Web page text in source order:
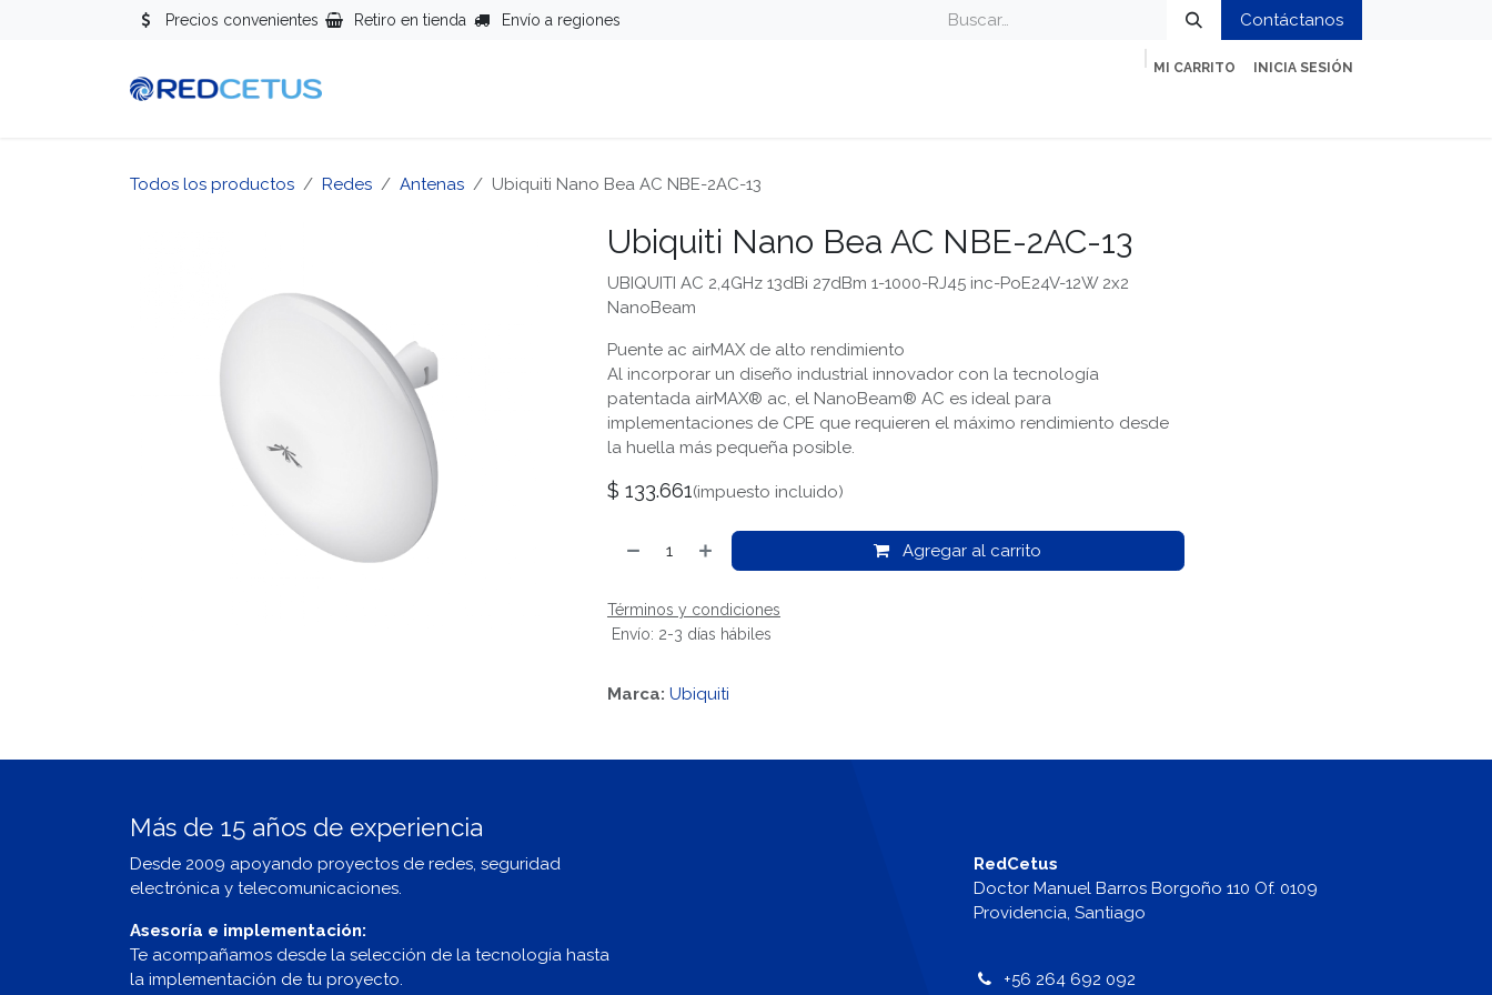
Precios convenientes Retiro en tienda Envío a regiones Contáctanos
MI CARRITO INICIA SESIÓN
Todos los productos Redes Antenas Ubiquiti Nano Bea AC NBE-2AC-13
Ubiquiti Nano Bea AC NBE-2AC-13
UBIQUITI AC 2,4GHz 13dBi 27dBm 1-1000-RJ45 inc-PoE24V-12W 2x2
NanoBeam
Puente ac airMAX de alto rendimiento
Al incorporar un diseño industrial innovador con la tecnología
patentada airMAX® ac, el NanoBeam® AC es ideal para
implementaciones de CPE que requieren el máximo rendimiento desde
la huella más pequeña posible.
$ 133.661(impuesto incluido)
Agregar al carrito
Términos y condiciones
Envío: 2-3 días hábiles
Marca: Ubiquiti
Más de 15 años de experiencia
Desde 2009 apoyando proyectos de redes, seguridad
electrónica y telecomunicaciones.
Asesoría e implementación:
Te acompañamos desde la selección de la tecnología hasta
la implementación de tu proyecto.
RedCetus
Doctor Manuel Barros Borgoño 110 Of. 0109
Providencia, Santiago
+56 264 692 092